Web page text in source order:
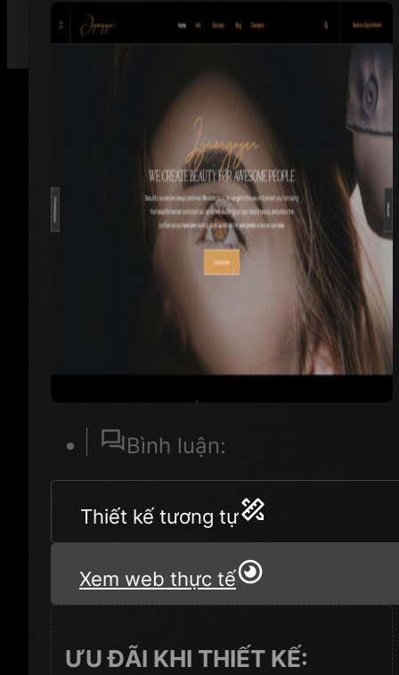
Bình luận:
Thiết kế tương tự
Xem web thực tế
ƯU ĐÃI KHI THIẾT KẾ: